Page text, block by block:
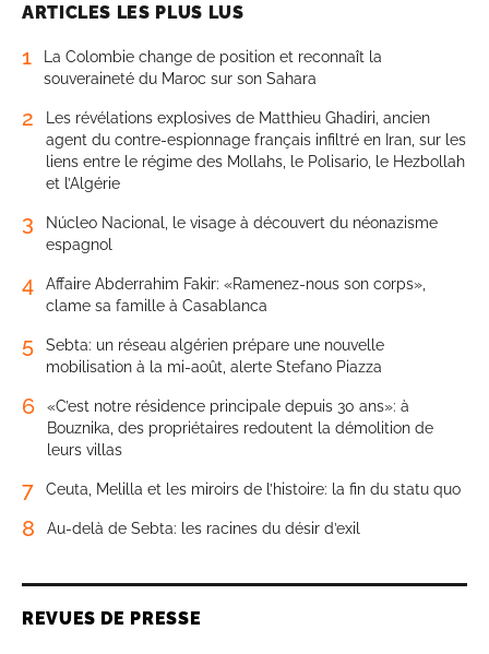
ARTICLES LES PLUS LUS
1
La Colombie change de position et reconnaît la
souveraineté du Maroc sur son Sahara
2
Les révélations explosives de Matthieu Ghadiri, ancien
agent du contre-espionnage français infiltré en Iran, sur les
liens entre le régime des Mollahs, le Polisario, le Hezbollah
et l’Algérie
3
Núcleo Nacional, le visage à découvert du néonazisme
espagnol
4
Affaire Abderrahim Fakir: «Ramenez-nous son corps»,
clame sa famille à Casablanca
5
Sebta: un réseau algérien prépare une nouvelle
mobilisation à la mi-août, alerte Stefano Piazza
6
«C’est notre résidence principale depuis 30 ans»: à
Bouznika, des propriétaires redoutent la démolition de
leurs villas
7 Ceuta, Melilla et les miroirs de l’histoire: la fin du statu quo
8 Au-delà de Sebta: les racines du désir d’exil
REVUES DE PRESSE